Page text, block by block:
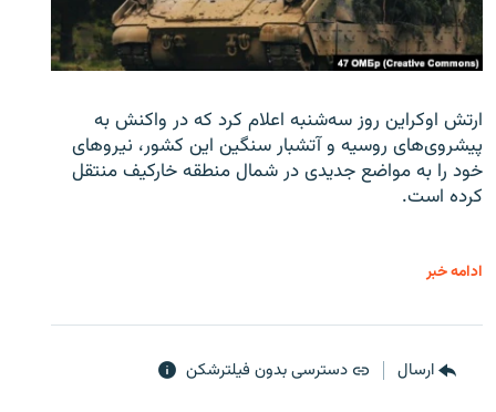
ارتش اوکراین روز سه‌شنبه اعلام کرد که در واکنش به
پیشروی‌های روسیه و آتشبار سنگین این کشور، نیروهای
خود را به مواضع جدیدی در شمال منطقه خارکیف منتقل
کرده است.
ادامه خبر
ارسال دسترسی بدون فیلترشکن